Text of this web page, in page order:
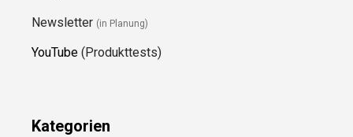
Newsletter (in Planung)
YouTube (Produkttests)
Kategorien